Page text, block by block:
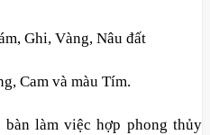
Ghi, Vàng, Nâu đất
Cam và màu Tím.
làm việc hợp phong thủy